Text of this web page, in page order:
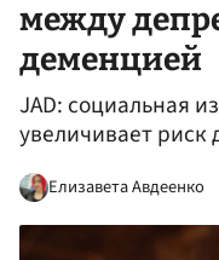
между
деменцией
JAD: социальная
увеличивает риск
Елизавета Авдеенко